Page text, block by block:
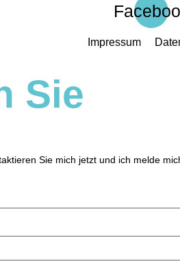
Impressum
Sie
Sie mich jetzt und ich melde